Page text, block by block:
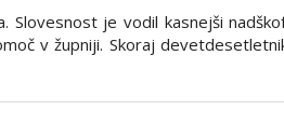
je vodil kasnejši
v župniji. Skoraj